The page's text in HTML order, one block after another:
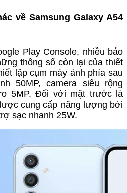
về Samsung Galaxy A54
Play Console, nhiều báo
thông số còn lại của thiết
lập cụm máy ảnh phía sau
50MP, camera siêu rộng
5MP. Đối với mặt trước là
cung cấp năng lượng bởi
sạc nhanh 25W.